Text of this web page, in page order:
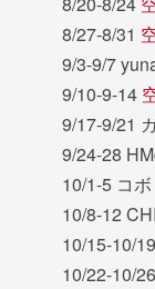
8/27-8/31
9/3-9/7
9/10-9-14
9/17-9/21
9/24-28
10/1-5 コ
10/8-12
10/15-10/
10/22-10/